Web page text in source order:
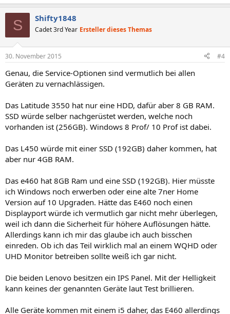
S Shifty1848
Cadet 3rd Year Ersteller dieses Themas
30. November 2015 #4
Genau, die Service-Optionen sind vermutlich bei allen
Geräten zu vernachlässigen.
Das Latitude 3550 hat nur eine HDD, dafür aber 8 GB RAM.
SSD würde selber nachgerüstet werden, welche noch
vorhanden ist (256GB). Windows 8 Prof/ 10 Prof ist dabei.
Das L450 würde mit einer SSD (192GB) daher kommen, hat
aber nur 4GB RAM.
Das e460 hat 8GB Ram und eine SSD (192GB). Hier müsste
ich Windows noch erwerben oder eine alte 7ner Home
Version auf 10 Upgraden. Hätte das E460 noch einen
Displayport würde ich vermutlich gar nicht mehr überlegen,
weil ich dann die Sicherheit für höhere Auflösungen hätte.
Allerdings kann ich mir das glaube ich auch bisschen
einreden. Ob ich das Teil wirklich mal an einem WQHD oder
UHD Monitor betreiben sollte weiß ich gar nicht.
Die beiden Lenovo besitzen ein IPS Panel. Mit der Helligkeit
kann keines der genannten Geräte laut Test brillieren.
Alle Geräte kommen mit einem i5 daher, das E460 allerdings